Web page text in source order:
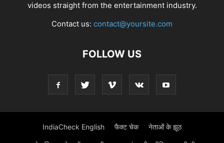
videos straight from the entertainment industry.
Contact us: contact@yoursite.com
FOLLOW US
IndiaCheck English फैक्ट चेक नेताओं के झूठ